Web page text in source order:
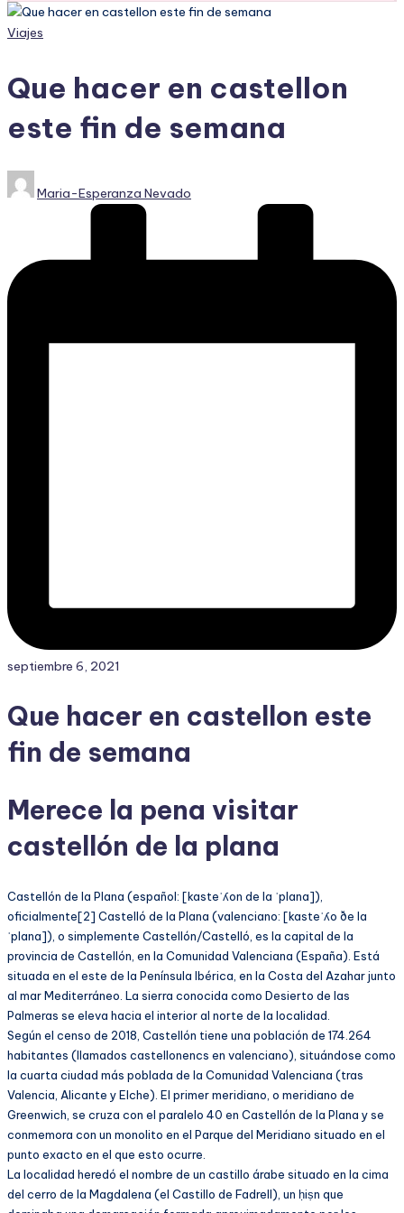
Publicado
Viajes
Que hacer en castellon
este fin de semana
Publicado
por
Maria-Esperanza Nevado
septiembre 6, 2021
Que hacer en castellon este
fin de semana
Merece la pena visitar
castellón de la plana
Castellón de la Plana (español: [kasteˈʎon de la ˈplana]),
oficialmente[2] Castelló de la Plana (valenciano: [kasteˈʎo ðe la
ˈplana]), o simplemente Castellón/Castelló, es la capital de la
provincia de Castellón, en la Comunidad Valenciana (España). Está
situada en el este de la Península Ibérica, en la Costa del Azahar junto
al mar Mediterráneo. La sierra conocida como Desierto de las
Palmeras se eleva hacia el interior al norte de la localidad.
Según el censo de 2018, Castellón tiene una población de 174.264
habitantes (llamados castellonencs en valenciano), situándose como
la cuarta ciudad más poblada de la Comunidad Valenciana (tras
Valencia, Alicante y Elche). El primer meridiano, o meridiano de
Greenwich, se cruza con el paralelo 40 en Castellón de la Plana y se
conmemora con un monolito en el Parque del Meridiano situado en el
punto exacto en el que esto ocurre.
La localidad heredó el nombre de un castillo árabe situado en la cima
del cerro de la Magdalena (el Castillo de Fadrell), un ḥiṣn que